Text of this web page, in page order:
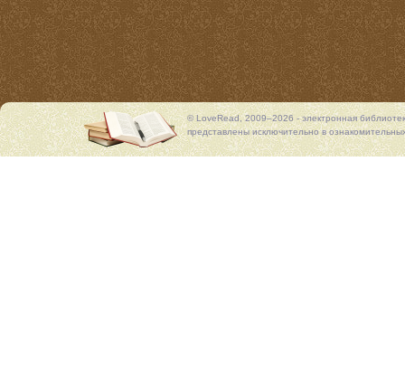
© LoveRead, 2009–2026 - электронная
представлены исключительно в